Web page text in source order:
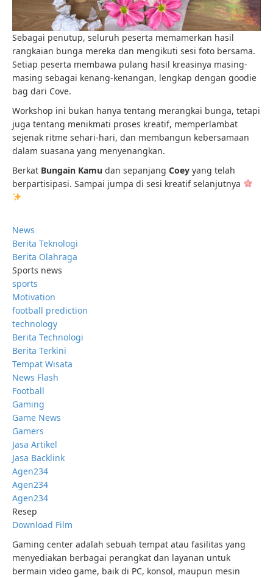
Sebagai penutup, seluruh peserta memamerkan hasil
rangkaian bunga mereka dan mengikuti sesi foto bersama.
Setiap peserta membawa pulang hasil kreasinya masing-
masing sebagai kenang-kenangan, lengkap dengan goodie
bag dari Cove.
Workshop ini bukan hanya tentang merangkai bunga, tetapi
juga tentang menikmati proses kreatif, memperlambat
sejenak ritme sehari-hari, dan membangun kebersamaan
dalam suasana yang menyenangkan.
Berkat Bungain Kamu dan sepanjang Coey yang telah
berpartisipasi. Sampai jumpa di sesi kreatif selanjutnya
News
Berita Teknologi
Berita Olahraga
Sports news
sports
Motivation
football prediction
technology
Berita Technologi
Berita Terkini
Tempat Wisata
News Flash
Football
Gaming
Game News
Gamers
Jasa Artikel
Jasa Backlink
Agen234
Agen234
Agen234
Resep
Download Film
Gaming center adalah sebuah tempat atau fasilitas yang
menyediakan berbagai perangkat dan layanan untuk
bermain video game, baik di PC, konsol, maupun mesin